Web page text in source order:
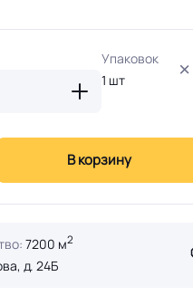
Упаковок
1 шт
В корзину
7200 м2
д. 24Б